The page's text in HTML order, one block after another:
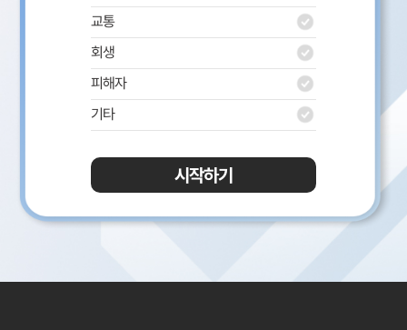
교통
회생
피해자
기타
시작하기